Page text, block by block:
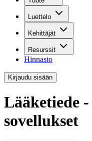
Luettelo
Kehittäjät
Resurssit
Hinnasto
Kirjaudu sisään
Lääketiede
sovellukset